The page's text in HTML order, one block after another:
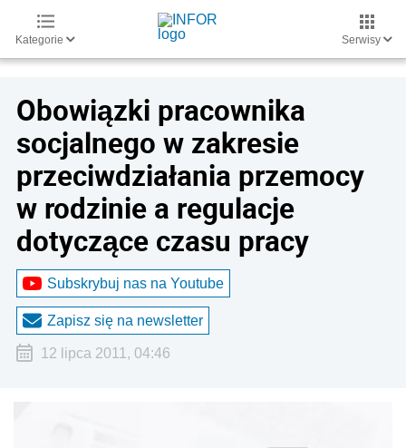
Kategorie Serwisy
Obowiązki pracownika
socjalnego w zakresie
przeciwdziałania przemocy
w rodzinie a regulacje
dotyczące czasu pracy
Subskrybuj nas na Youtube
Zapisz się na newsletter
12 lipca 2011, 04:46